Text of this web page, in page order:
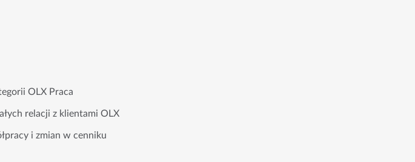
OLX Praca
relacji z klientami OLX
i zmian w cenniku